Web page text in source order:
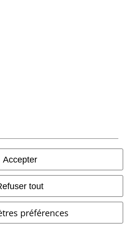
Accepter
tout
préférences
de toutes ses fonctionnalités.
Group Company